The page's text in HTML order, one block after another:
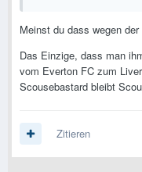
Meinst du dass wegen
Das Einzige, dass man
vom Everton FC zum
Scousebastard bleibt
Zitieren